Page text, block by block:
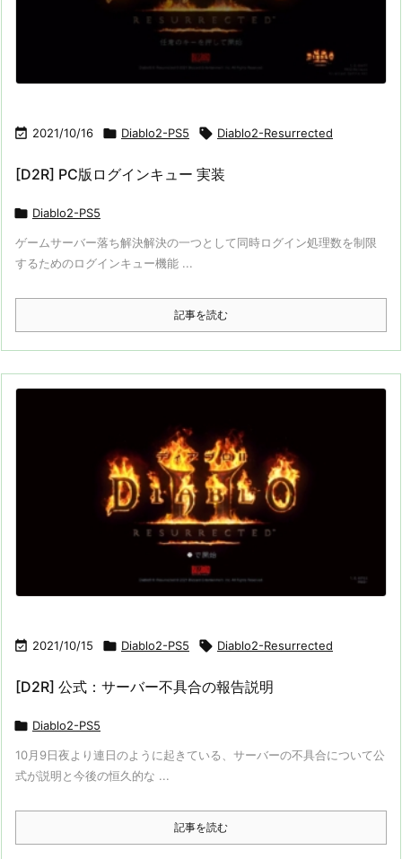
 2021/10/16  Diablo2-PS5  Diablo2-Resurrected
[D2R] PC版ログインキュー 実装
 Diablo2-PS5
ゲームサーバー落ち解決解決の一つとして同時ログイン処理数を制限
するためのログインキュー機能 ...
記事を読む
 2021/10/15  Diablo2-PS5  Diablo2-Resurrected
[D2R] 公式：サーバー不具合の報告説明
 Diablo2-PS5
10月9日夜より連日のように起きている、サーバーの不具合について公
式が説明と今後の恒久的な ...
記事を読む